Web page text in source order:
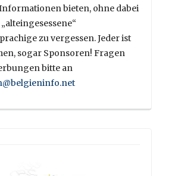
bieten, ohne dabei
zu vergessen. Jeder ist
sogar Sponsoren! Fragen
bitte an